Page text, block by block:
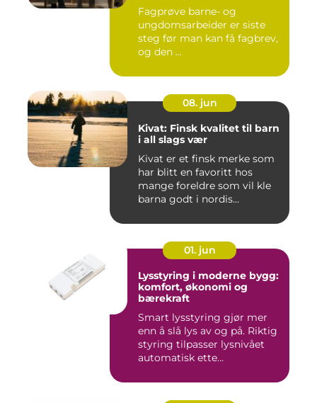
– veien til fagbrev
Fagprøve barne- og
ungdomsarbeider er siste
steg før man kan få fagbrev,
og den ...
08. jun
Kivat: Finsk kvalitet til barn
i all slags vær
Kivat er et finsk merke som
har blitt en favoritt hos
mange foreldre som vil kle
barna godt i nordis...
01. jun
Lysstyring i moderne bygg:
komfort, økonomi og
bærekraft
Smart lysstyring gjør mer
enn å slå lys av og på. Riktig
styring tilpasser lysnivået
automatisk ette...